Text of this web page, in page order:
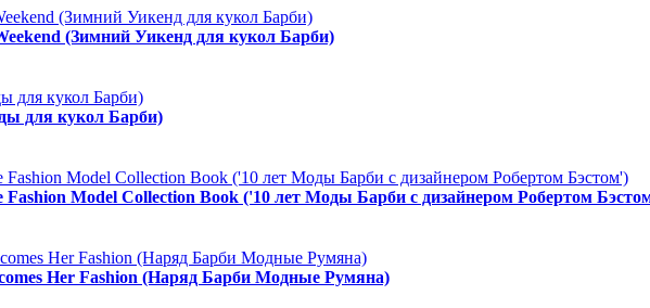
(Зимний Уикенд для кукол Барби)
для кукол Барби)
Model Collection Book ('10 лет Моды Барби с дизайнером Робертом
Her Fashion (Наряд Барби Модные Румяна)